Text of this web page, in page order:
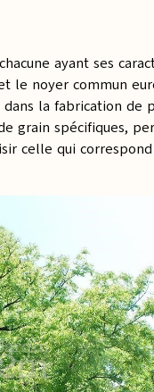
ayant ses
le noyer commun
la fabrication de
grain spécifiques,
celle qui